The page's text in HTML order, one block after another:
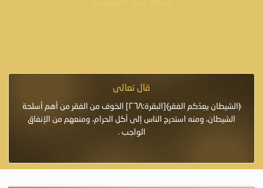
قال تعالى
﴿الشيطان يعِدُكم الفقر﴾[البقرة:٢٦٨] الخوف من الفقر من أهم أسلحة
الشيطان، ومنه استدرج الناس إلى أكل الحرام، ومنعهم من الإنفاق
الواجب .